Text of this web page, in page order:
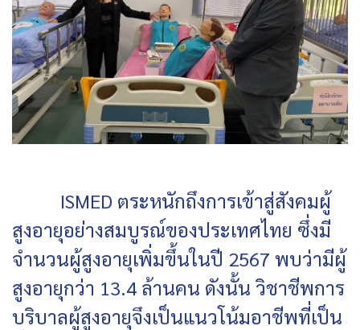
ISMED ตระหนักถึงการเข้าสู่สังคมผู้
สูงอายุอย่างสมบูรณ์ของประเทศไทย ซึ่งมี
จำนวนผู้สูงอายุเพิ่มขึ้นในปี 2567 พบว่ามีผู้
สูงอายุกว่า 13.4 ล้านคน ดังนั้น วิชาชีพการ
บริบาลผู้สูงอายุจึงเป็นแนวโน้มอาชีพที่เป็น